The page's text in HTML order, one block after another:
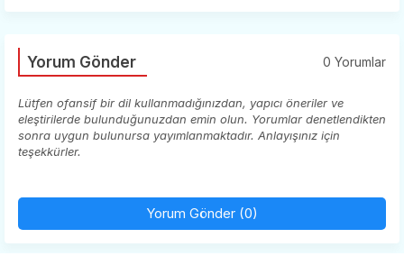
Yorum Gönder 0 Yorumlar
Lütfen ofansif bir dil kullanmadığınızdan, yapıcı öneriler ve
eleştirilerde bulunduğunuzdan emin olun. Yorumlar denetlendikten
sonra uygun bulunursa yayımlanmaktadır. Anlayışınız için
teşekkürler.
Yorum Gönder (0)